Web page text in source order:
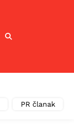
PR članak